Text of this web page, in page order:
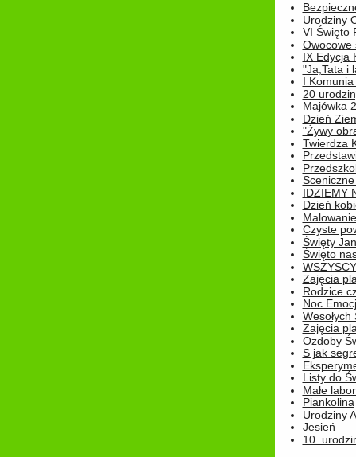
Urodziny
VI Święto
Owocowe
IX Edycja
"Ja,Tata i
I
20
Majówka
Dzień
"Żywy
Twierdza
IDZIEMY
Dzień
Czyste
Święty
Święto
Zajęcia
Rodzice
Noc
Wesołych
Zajęcia
Ozdoby
S jak
Listy do
Małe
Piankolina
Urodziny
Jesień
10.